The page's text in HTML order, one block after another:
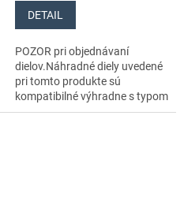
DETAIL
POZOR pri objednávaní
dielov.Náhradné diely uvedené
pri tomto produkte sú
kompatibilné výhradne s typom
stroja s číslom 970711418